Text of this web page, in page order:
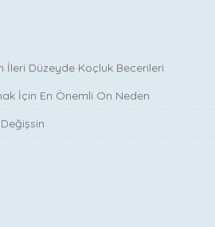
İleri Düzeyde Koçluk Becerileri
İçin En Önemli On Neden